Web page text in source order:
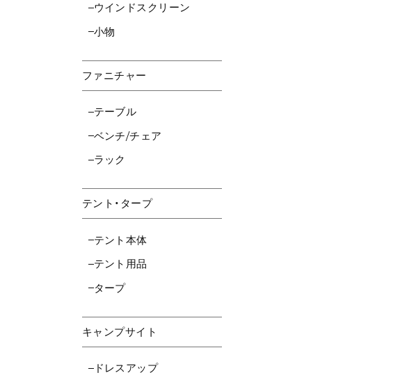
ウインドスクリーン
小物
ファニチャー
テーブル
ベンチ/チェア
ラック
テント・タープ
テント本体
テント用品
タープ
キャンプサイト
ドレスアップ